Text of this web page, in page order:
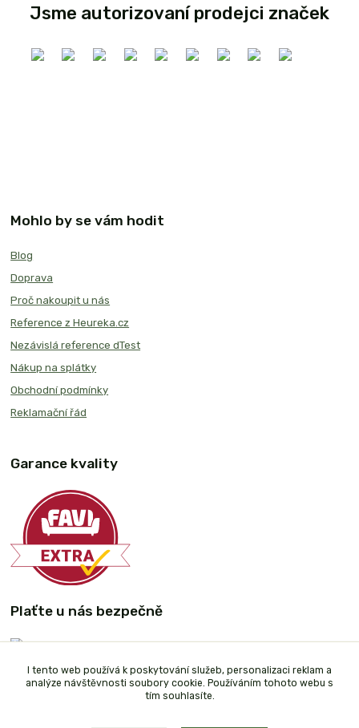
Jsme autorizovaní prodejci značek
Mohlo by se vám hodit
Blog
Doprava
Proč nakoupit u nás
Reference z Heureka.cz
Nezávislá reference dTest
Nákup na splátky
Obchodní podmínky
Reklamační řád
Garance kvality
Plaťte u nás bezpečně
I tento web používá k poskytování služeb, personalizaci reklam a
analýze návštěvnosti soubory cookie. Používáním tohoto webu s
tím souhlasíte.